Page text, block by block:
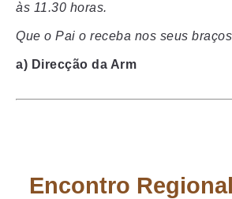
às 11.30 horas.
Que o Pai o receba nos seus
a) Direcção da Arm
Encontro